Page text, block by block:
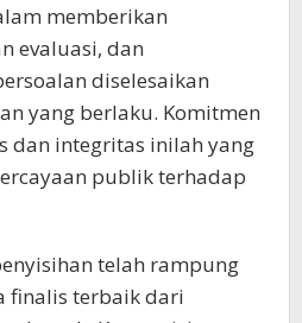
memberikan
evaluasi, dan
diselesaikan
yang berlaku. Komitmen
dan integritas inilah yang
publik terhadap
telah rampung
finalis terbaik dari